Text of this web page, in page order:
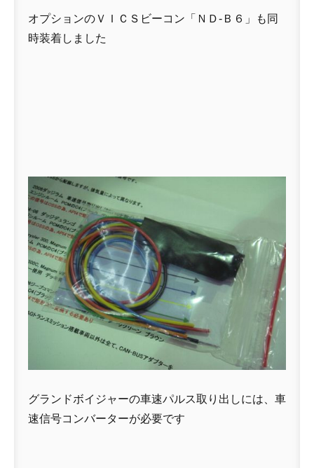
オプションのＶＩＣＳビーコン「ＮＤ-Ｂ６」も同
時装着しました
グランドボイジャーの車速パルス取り出しには、車
速信号コンバーターが必要です